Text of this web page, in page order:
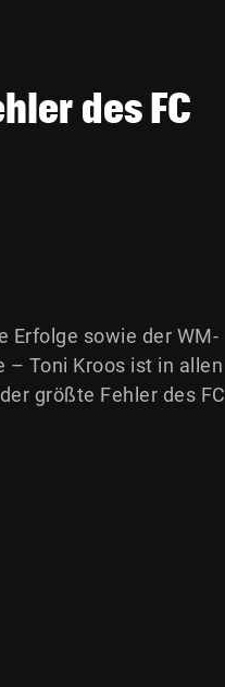
des FC
Erfolge sowie der WM-
– Toni Kroos ist in allen
größte Fehler des FC